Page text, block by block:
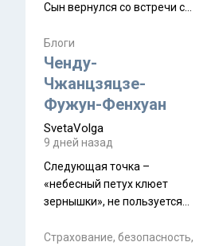
Сын вернулся со встречи с
уже, как демобилизовались,
а продолжают встречаться
почти каждую неделю) и с
порога сообщил: "Эйтан
разводится!" Эйтан -
мальчик из религиозной
семьи, из тех, кого называют
"вязаные кипы". С 2022-го
Блоги
Ченду-
Чжанцзяцзе-
Фужун-Фенхуан
SvetaVolga
9 дней назад
Следующая точка –
«небесный петух клюет
зернышки», не пользуется
заслужено, и чтобы попасть
Страхование, безопасность,